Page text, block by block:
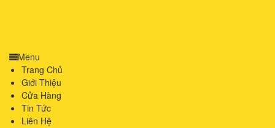
Menu
Trang Chủ
Giới Thiệu
Cửa Hàng
Tin Tức
Liên Hệ